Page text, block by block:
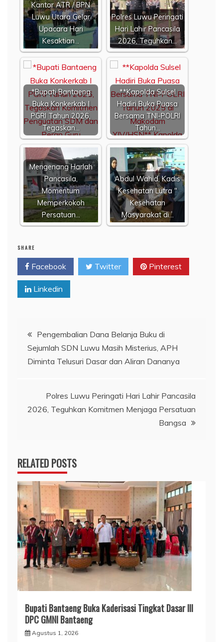
Kantor ATR / BPN
Luwu Utara Gelar
Upacara Hari
Kesaktian…
Polres Luwu Peringati
Hari Lahir Pancasila
2026, Teguhkan…
*Bupati Bantaeng
Buka Konkerkab I
PGRI Tahun 2026,
Tegaskan…
**Kapolda Sulsel
Hadiri Buka Puasa
Bersama TNI-POLRI
Tahun…
Mengenang Harlah
Pancasila,
Momentum
Memperkokoh
Persatuan…
Abdul Wahid, Kadis
Kesehatan Lutra "
Kesehatan
Masyarakat di…
SHARE
Facebook Twitter Pinterest
Linkedin
Navigasi
pos
Pengembalian Dana Belanja Buku di
Sejumlah SDN Luwu Masih Misterius, APH
Diminta Telusuri Dasar dan Aliran Dananya
Polres Luwu Peringati Hari Lahir Pancasila
2026, Teguhkan Komitmen Menjaga Persatuan
Bangsa
RELATED POSTS
Bupati Bantaeng Buka Kaderisasi Tingkat Dasar III
DPC GMNI Bantaeng
Agustus 1, 2026